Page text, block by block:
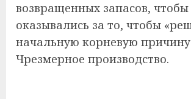
возвращенных запасов,
оказывались за то, чтобы
начальную корневую
Чрезмерное производство.